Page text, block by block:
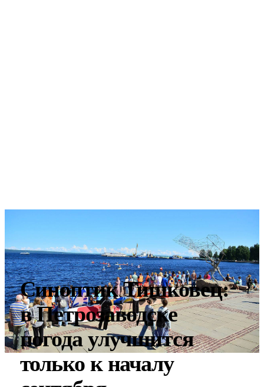
Синоптик Тишковец:
в Петрозаводске
погода улучшится
только к началу